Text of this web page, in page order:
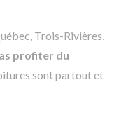
Trois-Rivières,
profiter du
sont partout et